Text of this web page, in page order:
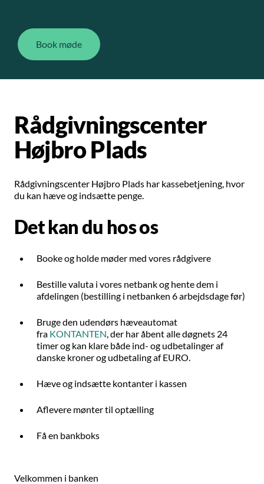
Book møde
Rådgivningscenter
Højbro Plads
Rådgivningscenter Højbro Plads har kassebetjening, hvor
du kan hæve og indsætte penge.
Det kan du hos os
Booke og holde møder med vores rådgivere
Bestille valuta i vores netbank og hente dem i
afdelingen (bestilling i netbanken 6 arbejdsdage før)
Bruge den udendørs hæveautomat
fra KONTANTEN, der har åbent alle døgnets 24
timer og kan klare både ind- og udbetalinger af
danske kroner og udbetaling af EURO.
Hæve og indsætte kontanter i kassen
Aflevere mønter til optælling
Få en bankboks
Velkommen i banken